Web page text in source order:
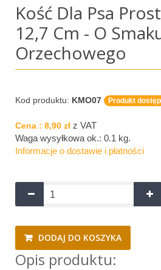
Kość Dla Psa
12,7 Cm - O
Orzechowego
Kod produktu: KMO07 Produkt
Cena : 8,90 zł z VAT
Waga wysyłkowa ok.: 0.1 kg.
Informacje o dostawie i płatności
DODAJ DO KOSZYKA
Opis produktu: